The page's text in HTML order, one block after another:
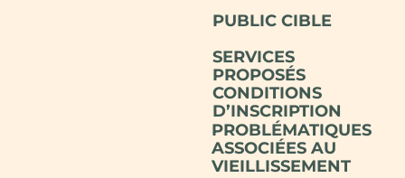
PUBLIC CIBLE
SERVICES
PROPOSÉS
CONDITIONS
D’INSCRIPTION
PROBLÉMATIQUES
ASSOCIÉES AU
VIEILLISSEMENT